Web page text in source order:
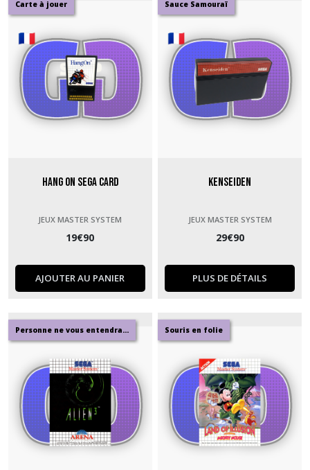
Carte à jouer
Hang On Sega Card
JEUX MASTER SYSTEM
19€90
AJOUTER AU PANIER
Sauce Samouraï
Kenseiden
JEUX MASTER SYSTEM
29€90
PLUS DE DÉTAILS
Personne ne vous entendra... Souris en folie